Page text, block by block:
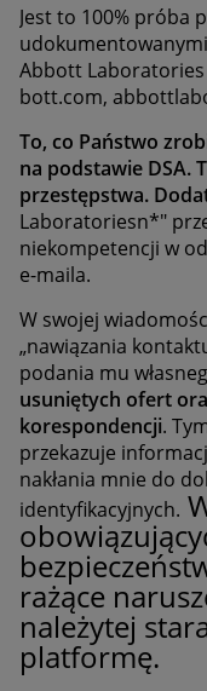
Jest to 100% próba
Abbott
bott.com,
To, co Państwo
na podstawie DSA.
przestępstwa.
Laboratoriesn*"
niekompetencji w
e-maila.
W swojej
„nawiązania
podania mu
usuniętych ofert
korespondencji.
przekazuje
nakłania mnie do
identyfikacyjnych.
rażące
należytej
platformę.